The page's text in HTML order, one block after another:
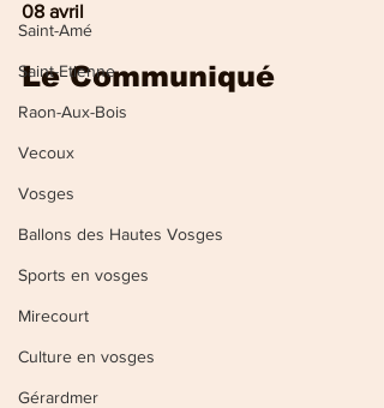
Saint-Amé
Saint-Etienne
Raon-Aux-Bois
Vecoux
Vosges
Ballons des Hautes Vosges
Sports en vosges
Mirecourt
Culture en vosges
Gérardmer
08 avril
Le Communiqué